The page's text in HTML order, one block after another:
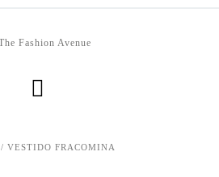
/ VESTIDO FRACOMINA